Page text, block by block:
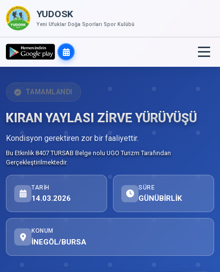
YUDOSK
Yeni Ufuklar Doğa Sporları Spor Kulübü
TAMAMLANDI
KIRAN YAYLASI ZİRVE YÜRÜYÜŞÜ
Kondisyon gerektiren zor bir faaliyettir.
Bu Etkinlik 8407 TURSAB Belge nolu UGO Turizm Tarafından
Gerçekleştirilmektedir.
TARIH
14.03.2026
SÜRE
GÜNÜBİRLİK
KONUM
İNEGÖL/BURSA